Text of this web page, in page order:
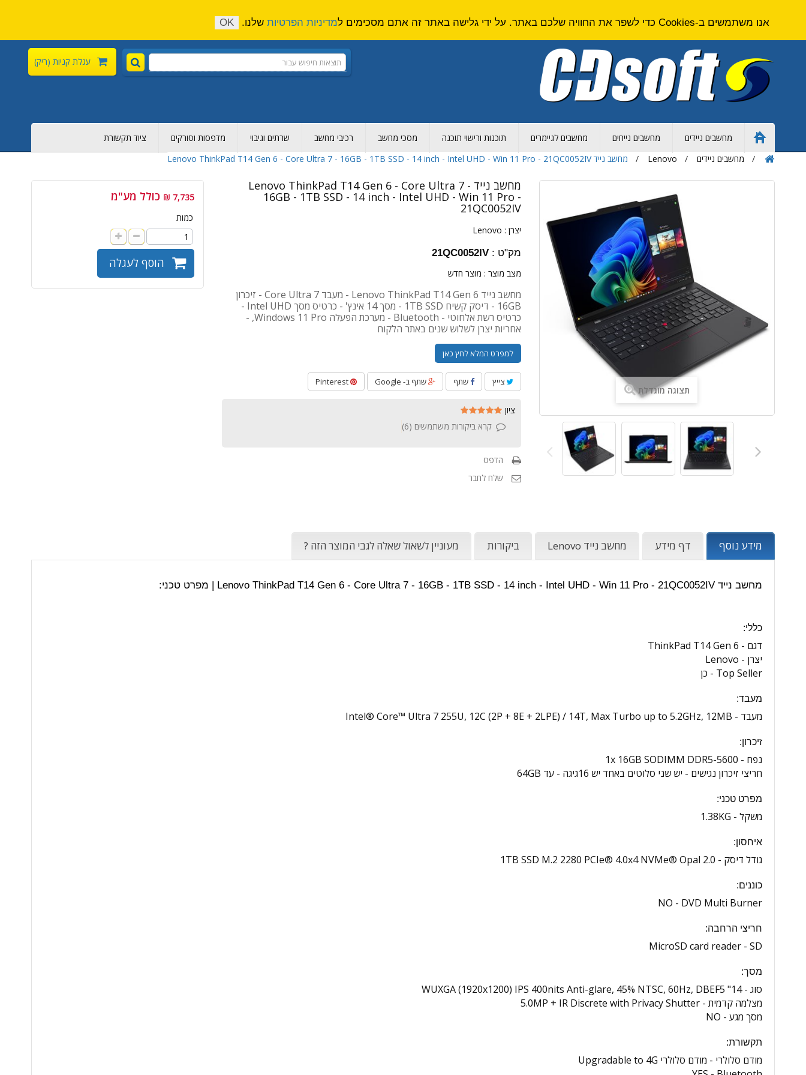
עגלת קניות (ריק)
Home
Page
מחשבים ניידים מחשבים נייחים מחשבים לגיימרים תוכנות ורישוי תוכנה מסכי מחשב רכיבי מחשב שרתים וגיבוי מדפסות וסורקים
ציוד תקשורת
מחשבים ניידים
Lenovo מחשב נייד Lenovo ThinkPad T14 Gen 6 - Core Ultra 7 - 16GB - 1TB SSD - 14 inch - Intel UHD - Win 11 Pro - 21QC0052IV
תצוגה מוגדלת
מחשב נייד Lenovo ThinkPad T14 Gen 6 - Core Ultra 7 -
16GB - 1TB SSD - 14 inch - Intel UHD - Win 11 Pro -
21QC0052IV
יצרן : Lenovo
מק"ט : 21QC0052IV
מצב מוצר : מוצר חדש
מחשב נייד Lenovo ThinkPad T14 Gen 6 - מעבד Core Ultra 7 - זיכרון
16GB - דיסק קשיח 1TB SSD - מסך 14 אינץ' - כרטיס מסך Intel UHD -
כרטיס רשת אלחוטי - Bluetooth - מערכת הפעלה Windows 11 Pro, -
אחריות יצרן לשלוש שנים באתר הלקוח
למפרט המלא לחץ כאן
צייץ שתף שתף ב- Google Pinterest
ציון
קרא ביקורות משתמשים (6
)
הדפס
שלח לחבר
7,735 ₪ כולל מע"מ
כמות
הוסף לעגלה
מידע נוסף דף מידע מחשב נייד Lenovo ביקורות מעוניין לשאול שאלה לגבי המוצר הזה ?
מחשב נייד Lenovo ThinkPad T14 Gen 6 - Core Ultra 7 - 16GB - 1TB SSD - 14 inch - Intel UHD - Win 11 Pro - 21QC0052IV | מפרט טכני:
כללי:
דגם - ThinkPad T14 Gen 6
יצרן - Lenovo
Top Seller -
כן
מעבד:
מעבד - Intel® Core™ Ultra 7 255U, 12C (2P + 8E + 2LPE) / 14T, Max Turbo up to 5.2GHz, 12MB
זיכרון:
נפח - 1x 16GB SODIMM DDR5-5600
חריצי זיכרון נגישים - יש שני סלוטים באחד יש 16גיגה - עד 64GB
מפרט טכני:
משקל - 1.38KG
איחסון:
גודל דיסק - 1TB SSD M.2 2280 PCIe® 4.0x4 NVMe® Opal 2.0
כוננים:
DVD Multi Burner -
NO
חריצי הרחבה:
SD -
MicroSD card reader
מסך:
סוג -14" WUXGA (1920x1200) IPS 400nits Anti-glare, 45% NTSC, 60Hz, DBEF5
מצלמה קדמית - 5.0MP + IR Discrete with Privacy Shutter
מסך מגע - NO
תקשורת:
מודם סלולרי - מודם סלולרי Upgradable to 4G
אנו משתמשים ב-Cookies כדי לשפר את החוויה שלכם באתר. על ידי גלישה באתר זה אתם מסכימים ל מדיניות הפרטיות שלנו. OK